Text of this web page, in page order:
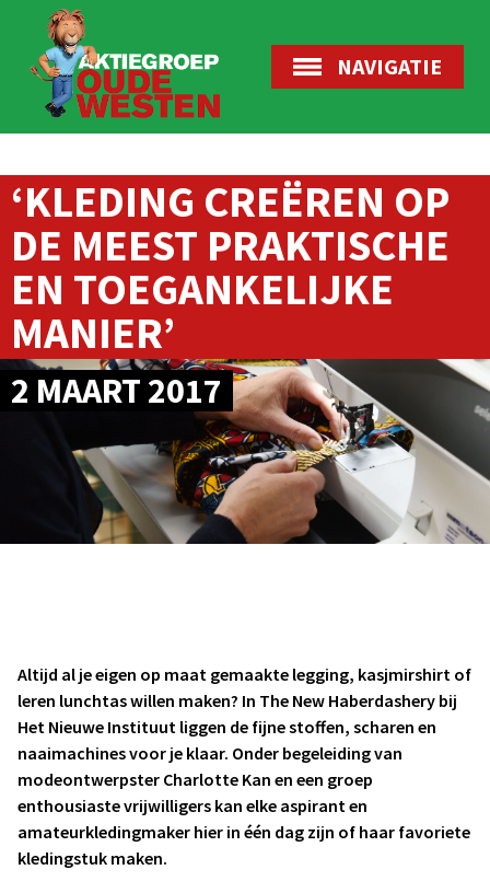
NAVIGATIE
‘KLEDING CREËREN OP
DE MEEST PRAKTISCHE
EN TOEGANKELIJKE
MANIER’
2 MAART 2017
Altijd al je eigen op maat gemaakte legging, kasjmirshirt of
leren lunchtas willen maken? In The New Haberdashery bij
Het Nieuwe Instituut liggen de fijne stoffen, scharen en
naaimachines voor je klaar. Onder begeleiding van
modeontwerpster Charlotte Kan en een groep
enthousiaste vrijwilligers kan elke aspirant en
amateurkledingmaker hier in één dag zijn of haar favoriete
kledingstuk maken.